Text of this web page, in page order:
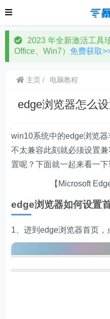
2023 年全新激活工具
Office、Win7） 免费获取
主页 电脑教程
edge浏览器怎么
win10系统中的edge浏览
不太兼容此刻就必须设置
置呢？下面就一起来看一下
【Microsoft
edge浏览器如何设置
1、进到edge浏览器首页，